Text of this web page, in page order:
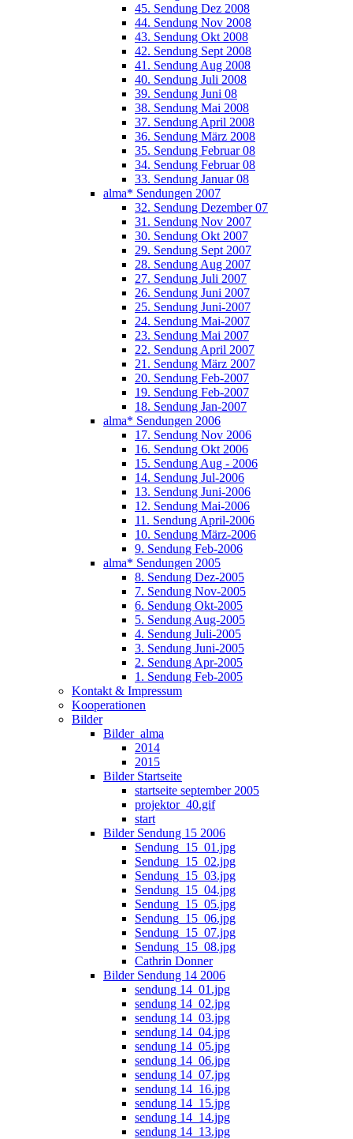
45. Sendung Dez 2008
44. Sendung Nov 2008
43. Sendung Okt 2008
42. Sendung Sept 2008
41. Sendung Aug 2008
40. Sendung Juli 2008
39. Sendung Juni 08
38. Sendung Mai 2008
37. Sendung April 2008
36. Sendung März 2008
35. Sendung Februar 08
34. Sendung Februar 08
33. Sendung Januar 08
alma* Sendungen 2007
32. Sendung Dezember 07
31. Sendung Nov 2007
30. Sendung Okt 2007
29. Sendung Sept 2007
28. Sendung Aug 2007
27. Sendung Juli 2007
26. Sendung Juni 2007
25. Sendung Juni-2007
24. Sendung Mai-2007
23. Sendung Mai 2007
22. Sendung April 2007
21. Sendung März 2007
20. Sendung Feb-2007
19. Sendung Feb-2007
18. Sendung Jan-2007
alma* Sendungen 2006
17. Sendung Nov 2006
16. Sendung Okt 2006
15. Sendung Aug - 2006
14. Sendung Jul-2006
13. Sendung Juni-2006
12. Sendung Mai-2006
11. Sendung April-2006
10. Sendung März-2006
9. Sendung Feb-2006
alma* Sendungen 2005
8. Sendung Dez-2005
7. Sendung Nov-2005
6. Sendung Okt-2005
5. Sendung Aug-2005
4. Sendung Juli-2005
3. Sendung Juni-2005
2. Sendung Apr-2005
1. Sendung Feb-2005
Kontakt & Impressum
Kooperationen
Bilder
Bilder_alma
2014
2015
Bilder Startseite
startseite september 2005
projektor_40.gif
start
Bilder Sendung 15 2006
Sendung_15_01.jpg
Sendung_15_02.jpg
Sendung_15_03.jpg
Sendung_15_04.jpg
Sendung_15_05.jpg
Sendung_15_06.jpg
Sendung_15_07.jpg
Sendung_15_08.jpg
Cathrin Donner
Bilder Sendung 14 2006
sendung 14_01.jpg
sendung 14_02.jpg
sendung 14_03.jpg
sendung 14_04.jpg
sendung 14_05.jpg
sendung 14_06.jpg
sendung 14_07.jpg
sendung 14_16.jpg
sendung 14_15.jpg
sendung 14_14.jpg
sendung 14_13.jpg